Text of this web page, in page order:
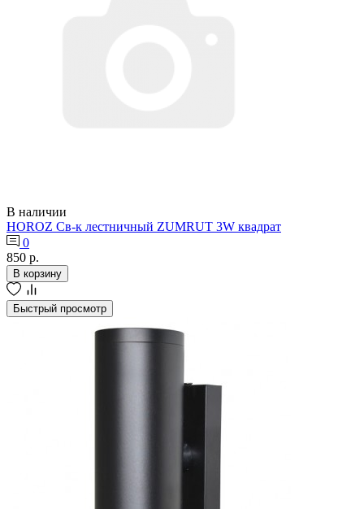
В наличии
HOROZ Св-к лестничный ZUMRUT 3W квадрат
0
850 р.
В корзину
Быстрый просмотр